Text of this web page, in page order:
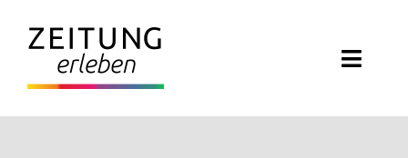
Inhalt
springen